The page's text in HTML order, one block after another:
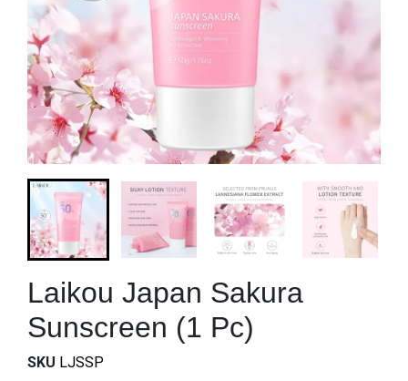
Laikou Japan Sakura
Sunscreen (1 Pc)
SKU LJSSP